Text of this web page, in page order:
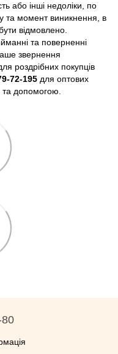
або інші недоліки, по
та момент виникнення, в
відмовлено.
та поверненні
звернення
роздрібних покупців
72-195 для оптових
та допомогою.